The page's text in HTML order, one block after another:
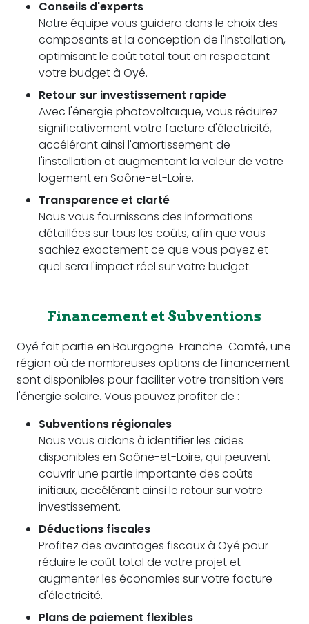
Conseils d'experts
Notre équipe vous guidera dans le choix des
composants et la conception de l'installation,
optimisant le coût total tout en respectant
votre budget à Oyé.
Retour sur investissement rapide
Avec l'énergie photovoltaïque, vous réduirez
significativement votre facture d'électricité,
accélérant ainsi l'amortissement de
l'installation et augmentant la valeur de votre
logement en Saône-et-Loire.
Transparence et clarté
Nous vous fournissons des informations
détaillées sur tous les coûts, afin que vous
sachiez exactement ce que vous payez et
quel sera l'impact réel sur votre budget.
Financement et Subventions
Oyé fait partie en Bourgogne-Franche-Comté, une
région où de nombreuses options de financement
sont disponibles pour faciliter votre transition vers
l'énergie solaire. Vous pouvez profiter de :
Subventions régionales
Nous vous aidons à identifier les aides
disponibles en Saône-et-Loire, qui peuvent
couvrir une partie importante des coûts
initiaux, accélérant ainsi le retour sur votre
investissement.
Déductions fiscales
Profitez des avantages fiscaux à Oyé pour
réduire le coût total de votre projet et
augmenter les économies sur votre facture
d'électricité.
Plans de paiement flexibles